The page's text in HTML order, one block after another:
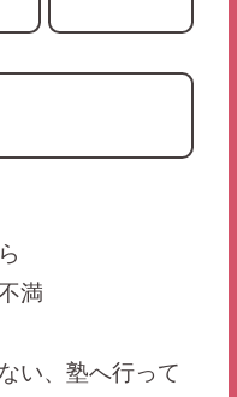
満
い、塾へ行って